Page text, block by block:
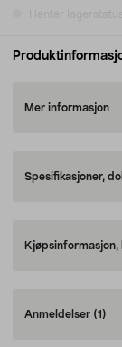
Mer informasjon
Spesifikasjoner,
Anmeldelser (1)